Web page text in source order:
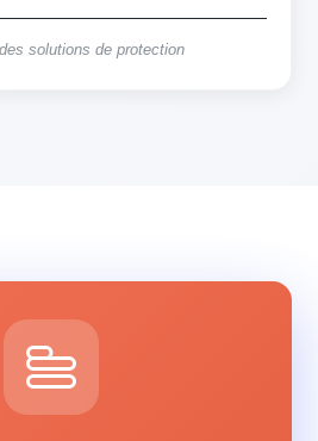
solutions de protection